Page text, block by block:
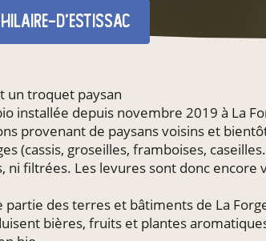
d'Estissac
un troquet paysan
installée depuis novembre 2019 à La
provenant de paysans voisins et
(cassis, groseilles, framboises,
ni filtrées. Les levures sont donc
partie des terres et bâtiments de La
bières, fruits et plantes